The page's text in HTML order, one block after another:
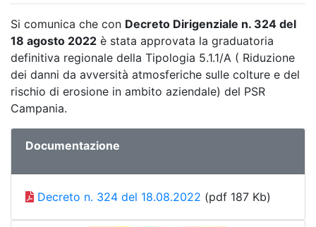
Si comunica che con Decreto Dirigenziale n. 324 del
18 agosto 2022 è stata approvata la graduatoria
definitiva regionale della Tipologia 5.1.1/A ( Riduzione
dei danni da avversità atmosferiche sulle colture e del
rischio di erosione in ambito aziendale) del PSR
Campania.
Documentazione
Decreto n. 324 del 18.08.2022 (pdf 187 Kb)